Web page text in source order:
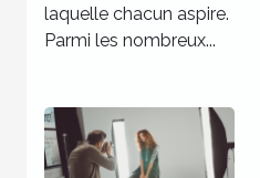
laquelle chacun aspire.
Parmi les nombreux...